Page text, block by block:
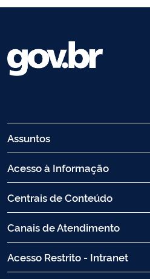
Assuntos
Acesso à Informação
Centrais de Conteúdo
Canais de Atendimento
Acesso Restrito - Intranet